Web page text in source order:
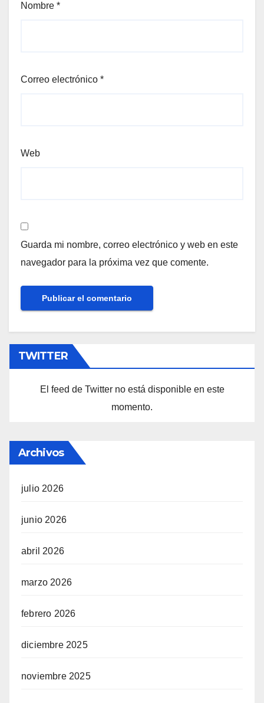
Nombre *
Correo electrónico *
Web
Guarda mi nombre, correo electrónico y web en este
navegador para la próxima vez que comente.
TWITTER
El feed de Twitter no está disponible en este
momento.
Archivos
julio 2026
junio 2026
abril 2026
marzo 2026
febrero 2026
diciembre 2025
noviembre 2025